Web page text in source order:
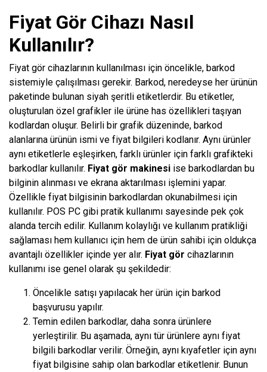
Fiyat Gör Cihazı Nasıl
Kullanılır?
Fiyat gör cihazlarının kullanılması için öncelikle, barkod
sistemiyle çalışılması gerekir. Barkod, neredeyse her ürünün
paketinde bulunan siyah şeritli etiketlerdir. Bu etiketler,
oluşturulan özel grafikler ile ürüne has özellikleri taşıyan
kodlardan oluşur. Belirli bir grafik düzeninde, barkod
alanlarına ürünün ismi ve fiyat bilgileri kodlanır. Aynı ürünler
aynı etiketlerle eşleşirken, farklı ürünler için farklı grafikteki
barkodlar kullanılır. Fiyat gör makinesi ise barkodlardan bu
bilginin alınması ve ekrana aktarılması işlemini yapar.
Özellikle fiyat bilgisinin barkodlardan okunabilmesi için
kullanılır. POS PC gibi pratik kullanımı sayesinde pek çok
alanda tercih edilir. Kullanım kolaylığı ve kullanım pratikliği
sağlaması hem kullanıcı için hem de ürün sahibi için oldukça
avantajlı özellikler içinde yer alır. Fiyat gör cihazlarının
kullanımı ise genel olarak şu şekildedir:
Öncelikle satışı yapılacak her ürün için barkod
başvurusu yapılır.
Temin edilen barkodlar, daha sonra ürünlere
yerleştirilir. Bu aşamada, aynı tür ürünlere aynı fiyat
bilgili barkodlar verilir. Örneğin, aynı kıyafetler için aynı
fiyat bilgisine sahip olan barkodlar etiketlenir. Bunun